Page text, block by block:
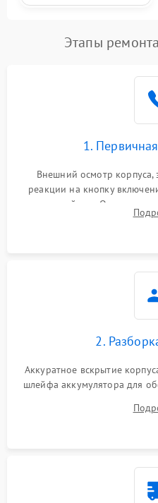
Этапы
1.
Внешний осмотр корпуса,
реакции на кнопку
устройства. Оценка
лабораторного блока
2.
Аккуратное вскрытие
шлейфа аккумулятора для
высохшей